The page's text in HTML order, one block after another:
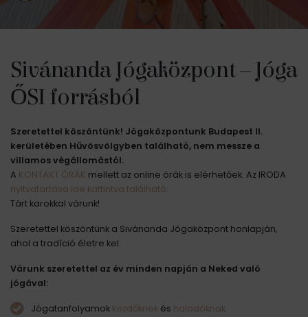
Sivánanda Jógaközpont – Jóga
ŐSI forrásból
Szeretettel köszöntünk! Jógaközpontunk Budapest II.
kerületében Hűvösvölgyben található, nem messze a
villamos végállomástól.
A KONTAKT ÓRÁK mellett az online órák is elérhetőek. Az IRODA
nyitvatartása ide kattintva található.
Tárt karokkal várunk!
Szeretettel köszöntünk a Sivánanda Jógaközpont honlapján,
ahol a tradíció életre kel.
Várunk szeretettel az év minden napján a Neked való
jógával:
Jógatanfolyamok kezdőknek és haladóknak.